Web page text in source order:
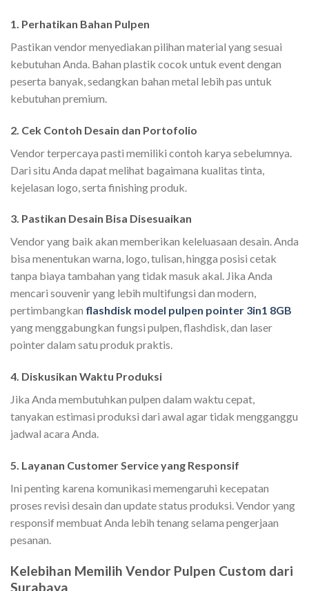
1. Perhatikan Bahan Pulpen
Pastikan vendor menyediakan pilihan material yang sesuai
kebutuhan Anda. Bahan plastik cocok untuk event dengan
peserta banyak, sedangkan bahan metal lebih pas untuk
kebutuhan premium.
2. Cek Contoh Desain dan Portofolio
Vendor terpercaya pasti memiliki contoh karya sebelumnya.
Dari situ Anda dapat melihat bagaimana kualitas tinta,
kejelasan logo, serta finishing produk.
3. Pastikan Desain Bisa Disesuaikan
Vendor yang baik akan memberikan keleluasaan desain. Anda
bisa menentukan warna, logo, tulisan, hingga posisi cetak
tanpa biaya tambahan yang tidak masuk akal. Jika Anda
mencari souvenir yang lebih multifungsi dan modern,
pertimbangkan flashdisk model pulpen pointer 3in1 8GB
yang menggabungkan fungsi pulpen, flashdisk, dan laser
pointer dalam satu produk praktis.
4. Diskusikan Waktu Produksi
Jika Anda membutuhkan pulpen dalam waktu cepat,
tanyakan estimasi produksi dari awal agar tidak mengganggu
jadwal acara Anda.
5. Layanan Customer Service yang Responsif
Ini penting karena komunikasi memengaruhi kecepatan
proses revisi desain dan update status produksi. Vendor yang
responsif membuat Anda lebih tenang selama pengerjaan
pesanan.
Kelebihan Memilih Vendor Pulpen Custom dari
Surabaya